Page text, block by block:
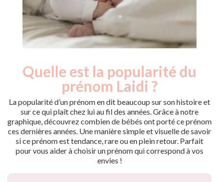
Quelle est la popularité du
prénom Laidi ?
La popularité d’un prénom en dit beaucoup sur son histoire et
sur ce qui plaît chez lui au fil des années. Grâce à notre
graphique, découvrez combien de bébés ont porté ce prénom
ces dernières années. Une manière simple et visuelle de savoir
si ce prénom est tendance, rare ou en plein retour. Parfait
pour vous aider à choisir un prénom qui correspond à vos
envies !
Popularité du
prénom Laidi par
année
Année
Nouveaux-
nés
1973
3
1978
3